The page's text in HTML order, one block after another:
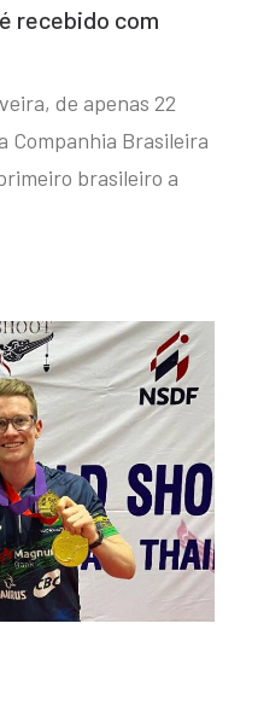
recebido com
de apenas 22
Companhia Brasileira
brasileiro a